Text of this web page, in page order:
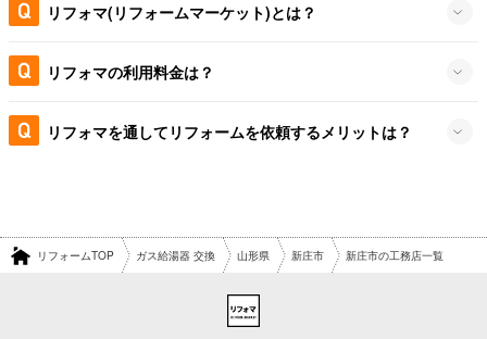
リフォマ(リフォームマーケット)とは？
リフォマの利用料金は？
リフォマを通してリフォームを依頼するメリットは？
リフォームTOP ガス給湯器 交換 山形県 新庄市 新庄市の工務店一覧